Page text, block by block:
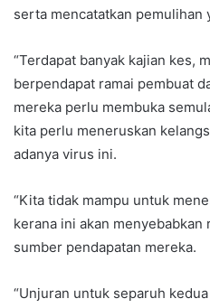
serta mencatatkan pemulihan
“Terdapat banyak kajian kes,
berpendapat ramai pembuat
mereka perlu membuka
kita perlu meneruskan
adanya virus ini.
“Kita tidak mampu untuk
kerana ini akan menyebabkan
sumber pendapatan mereka.
“Unjuran untuk separuh